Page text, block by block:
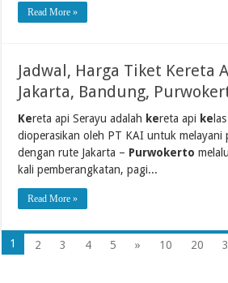
Read More »
Jadwal, Harga Tiket Kereta
Jakarta, Bandung,
Kereta api Serayu adalah kereta api ke
dioperasikan oleh PT KAI untuk melayani
dengan rute Jakarta – Purwokerto
kali pemberangkatan, pagi...
Read More »
1 2 3 4 5 » 10 20